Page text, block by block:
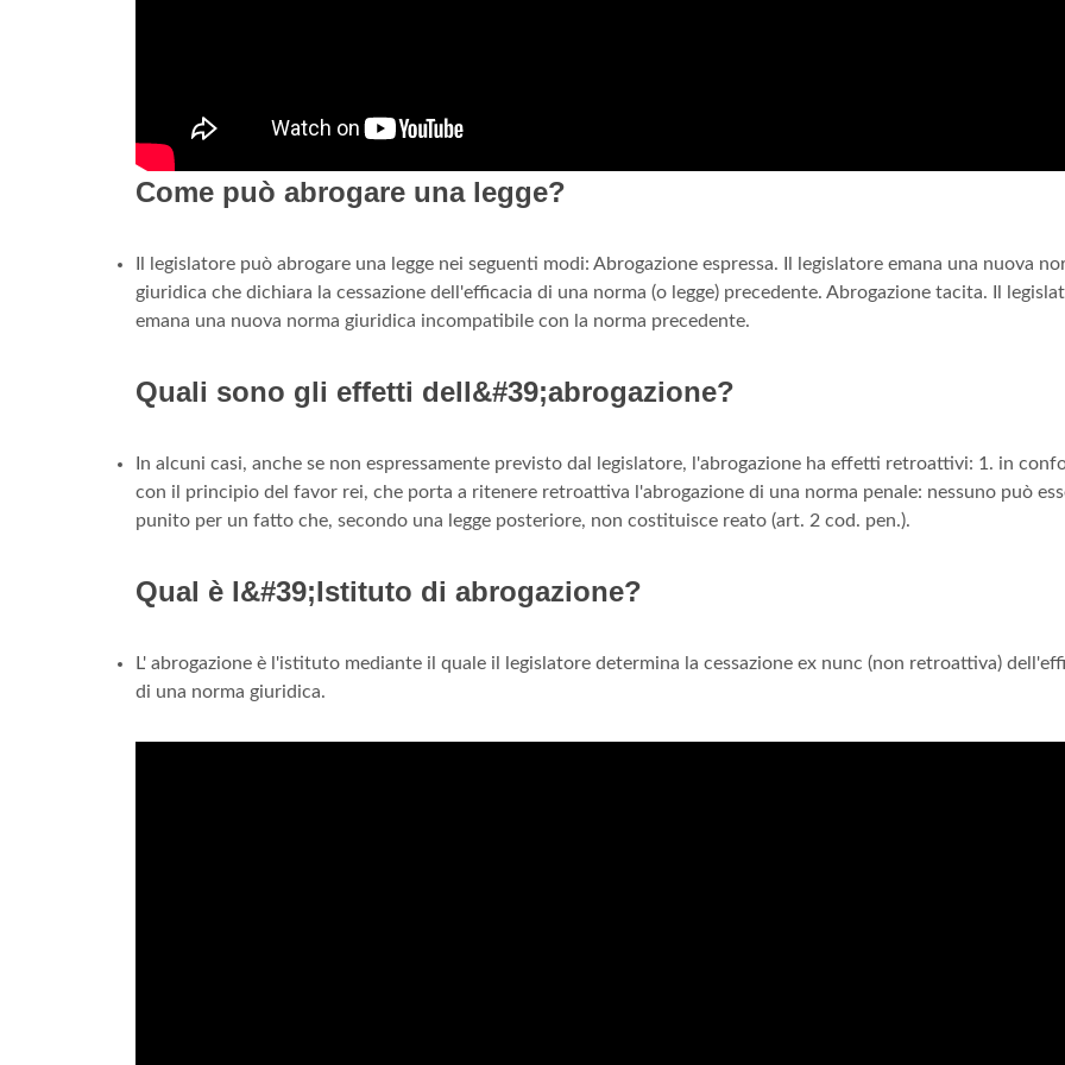
Come può abrogare una legge?
Il legislatore può abrogare una legge nei seguenti modi: Abrogazione espressa. Il legislatore emana una nuova
giuridica che dichiara la cessazione dell'efficacia di una norma (o legge) precedente. Abrogazione tacita. Il
emana una nuova norma giuridica incompatibile con la norma precedente.
Quali sono gli effetti dell&#39;abrogazione?
In alcuni casi, anche se non espressamente previsto dal legislatore, l'abrogazione ha effetti retroattivi: 1. in
con il principio del favor rei, che porta a ritenere retroattiva l'abrogazione di una norma penale: nessuno può
punito per un fatto che, secondo una legge posteriore, non costituisce reato (art. 2 cod. pen.).
Qual è l&#39;Istituto di abrogazione?
L' abrogazione è l'istituto mediante il quale il legislatore determina la cessazione ex nunc (non retroattiva)
di una norma giuridica.